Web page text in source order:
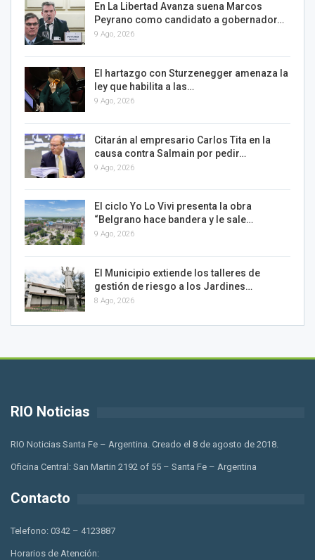
En La Libertad Avanza suena Marcos
Peyrano como candidato a gobernador…
9 Ago, 2026
El hartazgo con Sturzenegger amenaza la
ley que habilita a las…
9 Ago, 2026
Citarán al empresario Carlos Tita en la
causa contra Salmain por pedir…
9 Ago, 2026
El ciclo Yo Lo Vivi presenta la obra
“Belgrano hace bandera y le sale…
9 Ago, 2026
El Municipio extiende los talleres de
gestión de riesgo a los Jardines…
8 Ago, 2026
RIO Noticias
RIO Noticias Santa Fe – Argentina. Creado el 8 de agosto de 2018.
Oficina Central: San Martin 2192 of 55 – Santa Fe – Argentina
Contacto
Telefono: 0342 – 4123887
Horarios de Atención: